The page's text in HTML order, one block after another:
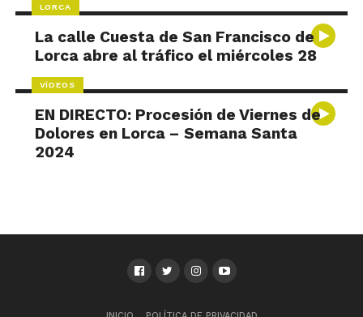
LORCA
La calle Cuesta de San Francisco de
Lorca abre al tráfico el miércoles 28
VÍDEOS
EN DIRECTO: Procesión de Viernes de
Dolores en Lorca – Semana Santa
2024